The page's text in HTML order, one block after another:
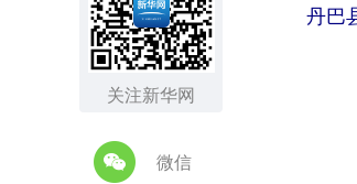
关注新华网
微信
丹巴县